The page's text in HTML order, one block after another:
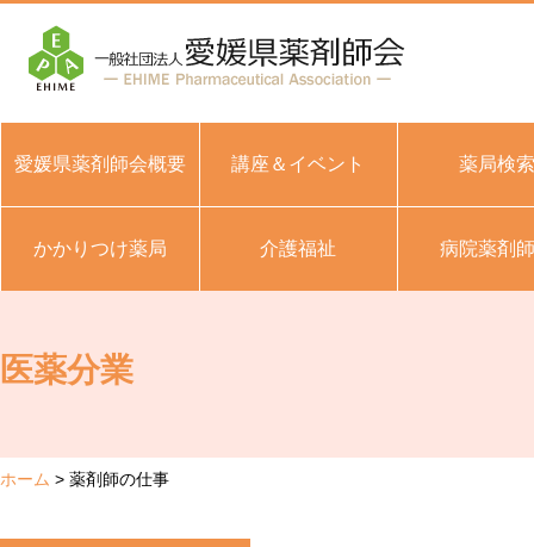
愛媛県薬剤師会概要 講座＆イベント 薬局検索
かかりつけ薬局 介護福祉 病院薬剤
医薬分業
ホーム 薬剤師の仕事